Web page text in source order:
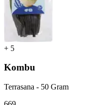
+ 5
Kombu
Terrasana - 50 Gram